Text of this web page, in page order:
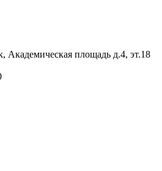
Академическая площадь д.4, эт.18